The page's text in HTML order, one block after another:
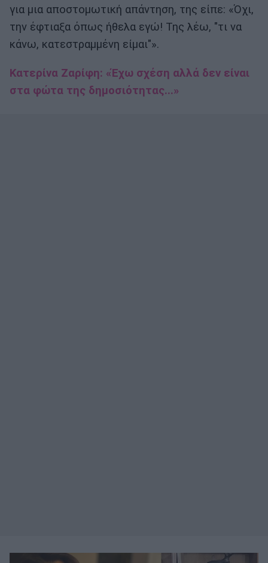
για μια αποστομωτική απάντηση, της είπε: «Όχι,
την έφτιαξα όπως ήθελα εγώ! Της λέω, "τι να
κάνω, κατεστραμμένη είμαι"».
Κατερίνα Ζαρίφη: «Έχω σχέση αλλά δεν είναι
στα φώτα της δημοσιότητας...»